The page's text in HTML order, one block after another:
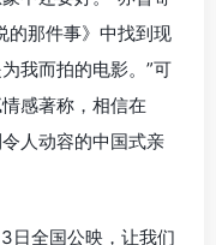
的那件事》中找到现
我而拍的电影。”可
感著称，相信在
人动容的中国式亲
日全国公映，让我们